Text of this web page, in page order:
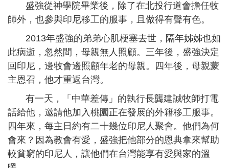
盛強從神學院畢業後，除了在北投行道會擔任牧
師外，也參與印尼移工的服事，且做得有聲有色。
2013年盛強的弟弟心肌梗塞去世，隔年姊姊也如
此病逝，忽然間，母親無人照顧。三年後，盛強決定
回印尼，邊牧會邊照顧年老的母親。四年後，母親蒙
主恩召，他才重返台灣。
有一天，「中華差傳」的執行長龔建誠牧師打電
話給他，邀請他加入桃園正在發展的外籍移工服事。
四年來，每主日約有二十幾位印尼人聚會。他們為何
會來？因為教會有愛，盛強把他部分的恩典拿來幫助
較貧窮的印尼人，讓他們在台灣能享有愛與家的溫